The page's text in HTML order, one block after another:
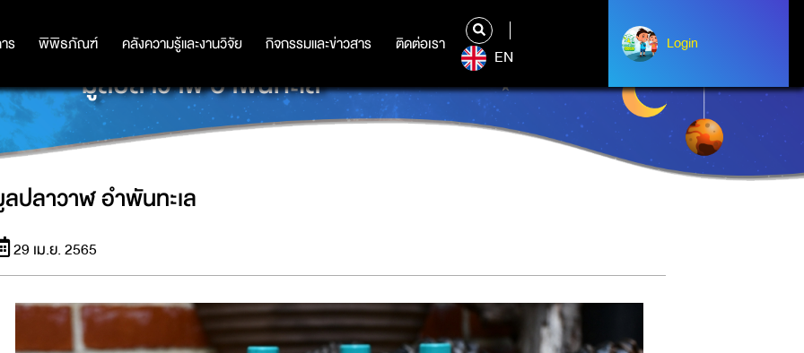
ร พิพิธภัณฑ์ คลังความรู้และงานวิจัย กิจกรรมและข่าวสาร ติดต่อเรา
ร พิพิธภัณฑ์ คลังความรู้และงานวิจัย กิจกรรมและข่าวสาร ติดต่อเรา
EN
Login
Login
มูลปลาวาฬ อำพันทะเล
ปลาวาฬ อำพันทะเล
29 เม.ย. 2565